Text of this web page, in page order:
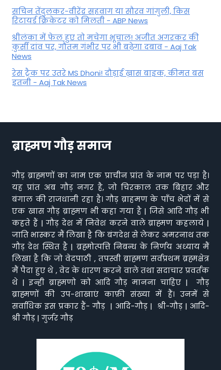
सचिन तेंदुलकर-वीरेंद्र सहवाग या सौरव गांगुली, किस
रिटायर्ड क्रिकेटर को मिलती - ABP News
श्रीलंका में फेल हुए तो मचेगा भूचाल! अजीत अगरकर की
कुर्सी दांव पर, गौतम गंभीर पर भी बढ़ेगा दबाव - Aaj Tak
News
रेस ट्रैक पर उतरे MS Dhoni! दौड़ाई ख़ास बाइक, कीमत बस
इतनी - Aaj Tak News
ब्राह्मण गौड़ समाज
गौड़ ब्राह्मणों का नाम एक प्राचीन प्रांत के नाम पर पड़ा है।
यह प्रांत अब गौड़ नगर है, जो चिरकाल तक बिहार और
बंगाल की राजधानी रहा है। गौड़ ब्राहमण के पाँच भेदों में से
एक खास गौड़ ब्राह्मण भी कहा गया है | जिसे आदि गौड़ भी
कहते हैं | गौड़ देश में निवेश करने वाले ब्राह्मण कहलाये |
जाति भास्कर मैं लिखा है कि बंगदेश से लेकर अमरनाथ तक
गौड़ देश स्थित है | ब्रह्मोत्पत्ति निबन्ध के निर्णय अध्याय मैं
लिखा है कि जो वेदपाठी , तपस्वी ब्राह्मण सर्वप्रथम ब्रह्मक्षेत्र
मैं पैदा हुए थे , वेद के धारण करने वाले तथा सदाचार प्रवर्तक
थे | इन्ही ब्राह्मणो को आदि गौड़ मानना चाहिए | गौड़
ब्राह्मणों की उप-शाखाएं काफ़ी संख्या में हैं। उनमें से
सर्वाधिक इस प्रकार हैं- गौड़ | आदि-गौड़ | श्री-गौड़ | आदि-
श्री गौड़ | गुर्जर गौड़